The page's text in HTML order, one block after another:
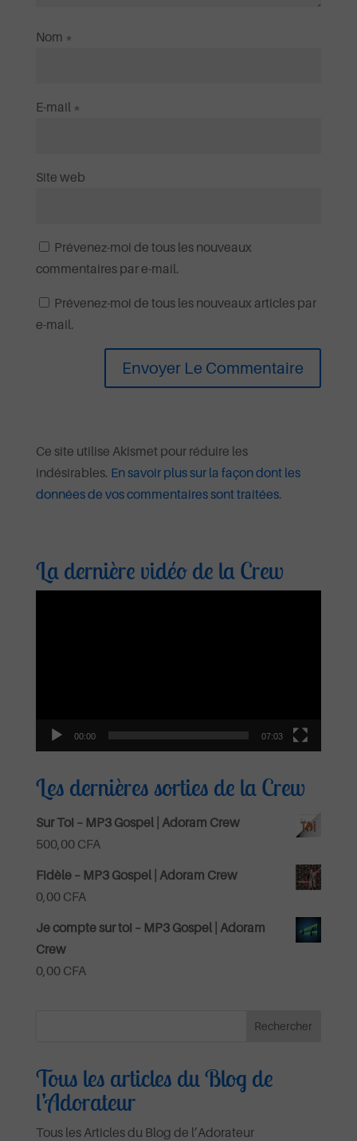
Nom *
E-mail *
Site web
Prévenez-moi de tous les nouveaux
commentaires par e-mail.
Prévenez-moi de tous les nouveaux articles par
e-mail.
Ce site utilise Akismet pour réduire les
indésirables. En savoir plus sur la façon dont les
données de vos commentaires sont traitées.
La dernière vidéo de la Crew
00:00 07:03
Les dernières sorties de la Crew
Sur Toi – MP3 Gospel | Adoram Crew
500,00 CFA
Fidèle – MP3 Gospel | Adoram Crew
0,00 CFA
Je compte sur toi – MP3 Gospel | Adoram
Crew
0,00 CFA
Tous les articles du Blog de
l’Adorateur
Tous les Articles du Blog de l’Adorateur